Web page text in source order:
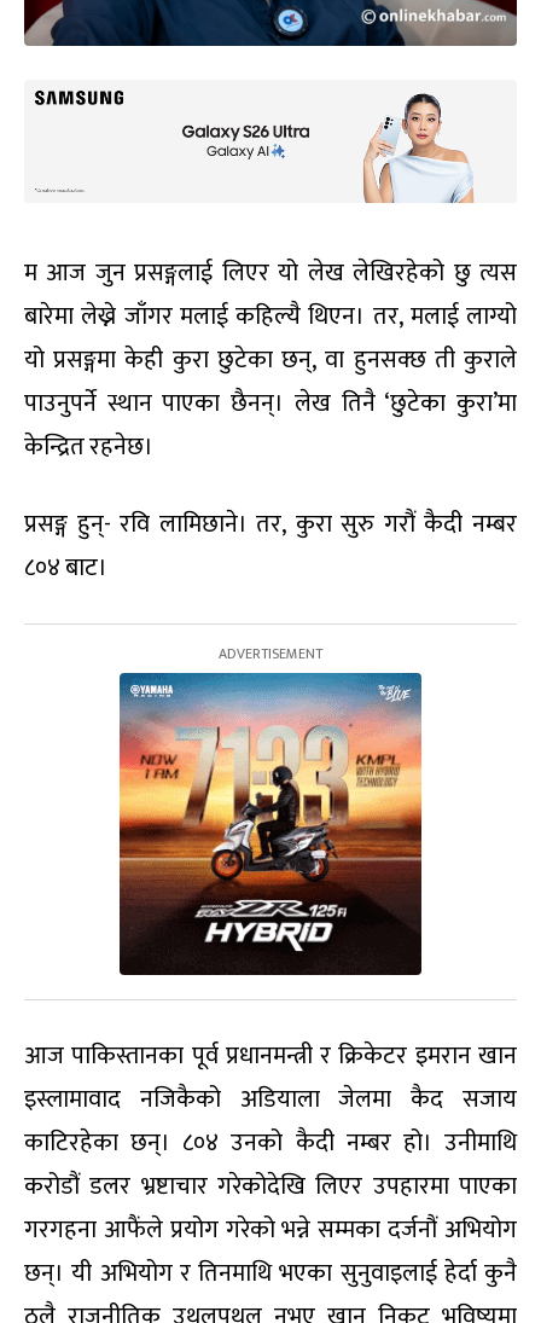
म आज जुन प्रसङ्गलाई लिएर यो लेख लेखिरहेको छु त्यस
बारेमा लेख्ने जाँगर मलाई कहिल्यै थिएन। तर, मलाई लाग्यो
यो प्रसङ्गमा केही कुरा छुटेका छन्, वा हुनसक्छ ती कुराले
पाउनुपर्ने स्थान पाएका छैनन्। लेख तिनै ‘छुटेका कुरा’मा
केन्द्रित रहनेछ।
प्रसङ्ग हुन्- रवि लामिछाने। तर, कुरा सुरु गरौं कैदी नम्बर
८०४ बाट।
आज पाकिस्तानका पूर्व प्रधानमन्त्री र क्रिकेटर इमरान खान
इस्लामावाद नजिकैको अडियाला जेलमा कैद सजाय
काटिरहेका छन्। ८०४ उनको कैदी नम्बर हो। उनीमाथि
करोडौं डलर भ्रष्टाचार गरेकोदेखि लिएर उपहारमा पाएका
गरगहना आफैंले प्रयोग गरेको भन्ने सम्मका दर्जनौं अभियोग
छन्। यी अभियोग र तिनमाथि भएका सुनुवाइलाई हेर्दा कुनै